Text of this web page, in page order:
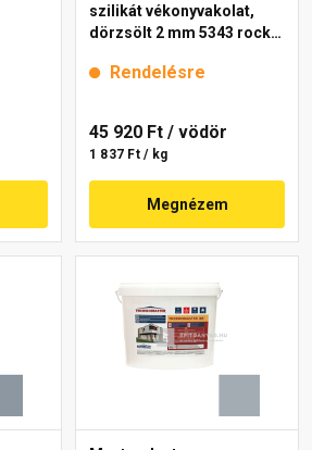
szilikát vékonyvakolat,
dörzsölt 2 mm 5343 rock
Rendelésre
45 920 Ft / vödör
1 837 Ft / kg
Megnézem